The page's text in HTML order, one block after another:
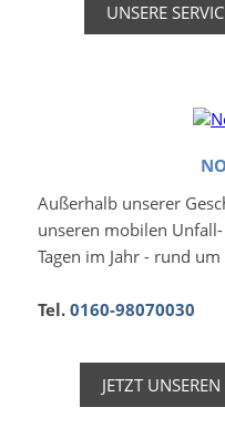
UNSERE
Außerhalb unserer
unseren mobilen
Tagen im Jahr - rund
Tel. 0160-98070030
JETZT